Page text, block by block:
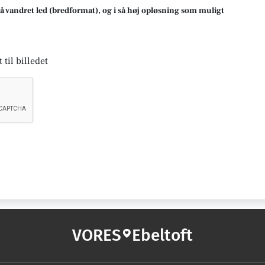
vandret led (bredformat), og i så høj opløsning som muligt
til billedet
VORES Ebeltoft